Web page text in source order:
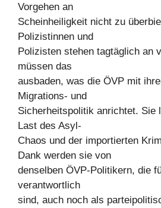
Vorgehen an
Scheinheiligkeit nicht zu
Polizistinnen und
Polizisten stehen tagtäglich an
müssen das
ausbaden, was die ÖVP mit
Migrations- und
Sicherheitspolitik anrichtet. Sie
Last des Asyl-
Chaos und der importierten
Dank werden sie von
denselben ÖVP-Politikern, die
verantwortlich
sind, auch noch als